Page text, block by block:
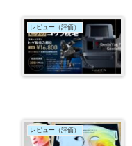
レビュー（評価）
レビュー（評価）